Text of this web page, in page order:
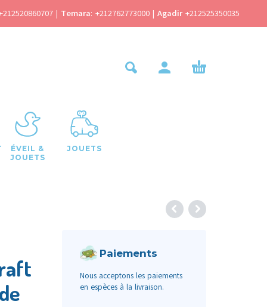
| Temara: +212762773000 | Agadir +212525350035
ÉVEIL &
JOUETS
JOUETS
Paiements
Nous acceptons les paiements
en espèces à la livraison.